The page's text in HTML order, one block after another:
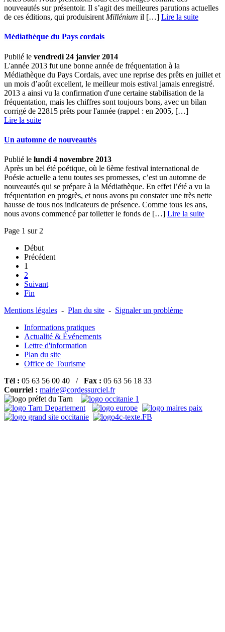
nouveautés sur présentoir. Il s’agit des meilleures parutions actuelles
de ces éditions, qui produisirent Millénium il […] ­ Lire la suite
Médiathèque du Pays cordais
Publié le vendredi 24 janvier 2014
L'année 2013 fut une bonne année de fréquentation à la
Médiathèque du Pays Cordais, avec une reprise des prêts en juillet et
un mois d’août excellent, le meilleur mois estival jamais enregistré.
2013 a ainsi vu la confirmation d'une certaine stabilisation de la
fréquentation, mais les chiffres sont toujours bons, avec un bilan
corrigé de 22815 prêts pour l'année (rappel : en 2005, […] ­
Lire la suite
Un automne de nouveautés
Publié le lundi 4 novembre 2013
Après un bel été poétique, où le 6ème festival international de
Poésie actuelle a tenu toutes ses promesses, c’est un automne de
nouveautés qui se prépare à la Médiathèque. En effet l’été a vu la
fréquentation en progrès, et nous avons pu constater une très nette
hausse de tous nos indicateurs de présence. Comme tous les ans,
nous avons commencé par toiletter le fonds de […] ­ Lire la suite
Page 1 sur 2
Début
Précédent
1
2
Suivant
Fin
Mentions légales - Plan du site - Signaler un problème
Informations pratiques
Actualité & Événements
Lettre d'information
Plan du site
Office de Tourisme
Tél : 05 63 56 00 40 / Fax : 05 63 56 18 33
Courriel : mairie@cordessurciel.fr